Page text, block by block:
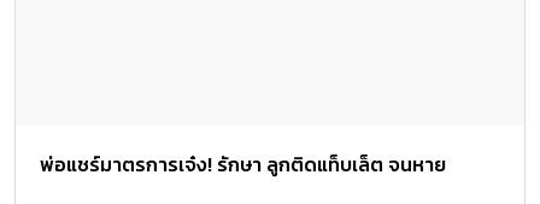
พ่อแชร์มาตรการเจ๋ง! รักษา ลูกติดแท็บเล็ต จนหาย